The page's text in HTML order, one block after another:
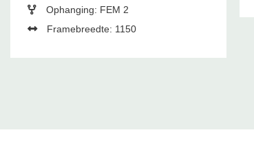
Ophanging: FEM 2
Framebreedte: 1150